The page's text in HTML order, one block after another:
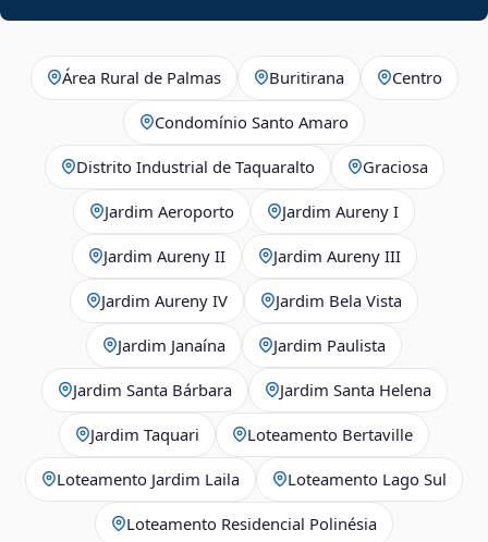
Área Rural de Palmas Buritirana Centro
Condomínio Santo Amaro
Distrito Industrial de Taquaralto Graciosa
Jardim Aeroporto Jardim Aureny I
Jardim Aureny II Jardim Aureny III
Jardim Aureny IV Jardim Bela Vista
Jardim Janaína Jardim Paulista
Jardim Santa Bárbara Jardim Santa Helena
Jardim Taquari Loteamento Bertaville
Loteamento Jardim Laila Loteamento Lago Sul
Loteamento Residencial Polinésia